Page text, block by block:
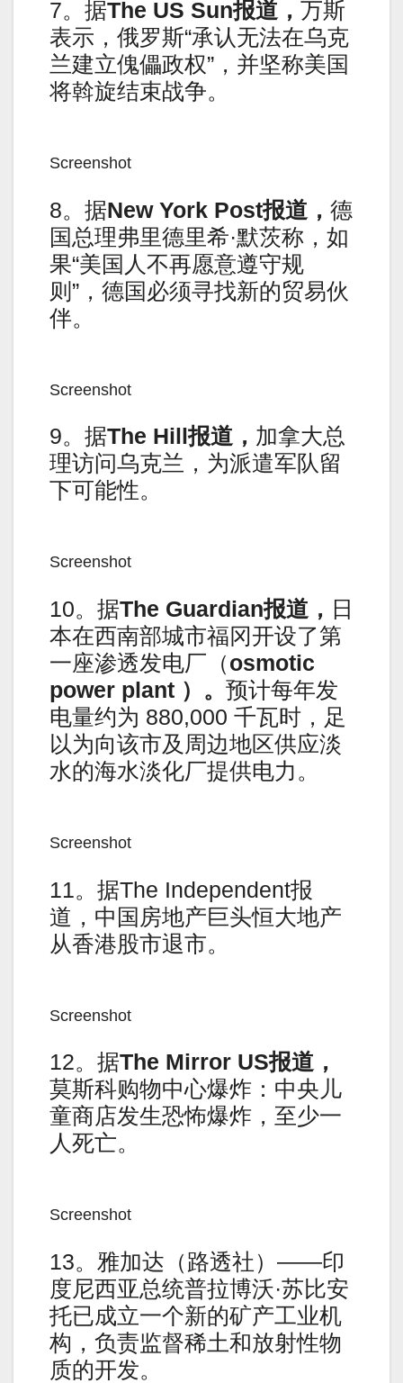
7。据The US Sun报道， 万斯
表示，俄罗斯“承认无法在乌克
兰建立傀儡政权”，并坚称美国
将斡旋结束战争。
Screenshot
8。据New York Post报道， 德
国总理弗里德里希·默茨称，如
果“美国人不再愿意遵守规
则”，德国必须寻找新的贸易伙
伴。
Screenshot
9。据The Hill报道， 加拿大总
理访问乌克兰，为派遣军队留
下可能性。
Screenshot
10。据The Guardian报道， 日
本在西南部城市福冈开设了第
一座渗透发电厂（osmotic
power plant ）。 预计每年发
电量约为 880,000 千瓦时，足
以为向该市及周边地区供应淡
水的海水淡化厂提供电力。
Screenshot
11。据The Independent报
道，中国房地产巨头恒大地产
从香港股市退市。
Screenshot
12。据The Mirror US报道，
莫斯科购物中心爆炸：中央儿
童商店发生恐怖爆炸，至少一
人死亡。
Screenshot
13。雅加达（路透社）——印
度尼西亚总统普拉博沃·苏比安
托已成立一个新的矿产工业机
构，负责监督稀土和放射性物
质的开发。